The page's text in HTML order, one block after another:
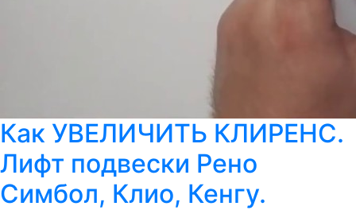
Как УВЕЛИЧИТЬ КЛИРЕНС.
Лифт подвески Рено
Симбол, Клио, Кенгу.